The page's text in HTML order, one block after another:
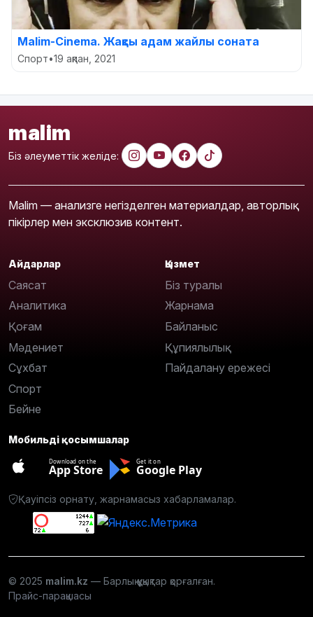
Malim-Сinema. Жақсы адам жайлы соната
Спорт•19 ақпан, 2021
malim
Біз әлеуметтік желіде:
Malim — анализге негізделген материалдар, авторлық
пікірлер мен эксклюзив контент.
Айдарлар
Саясат
Аналитика
Қоғам
Мәдениет
Сұхбат
Спорт
Бейне
Қызмет
Біз туралы
Жарнама
Байланыс
Құпиялылық
Пайдалану ережесі
Мобильді қосымшалар
Download on the
App Store
Get it on
Google Play
Қауіпсіз орнату, жарнамасыз хабарламалар.
© 2025 malim.kz — Барлық құқықтар қорғалған.
Прайс-парақшасы